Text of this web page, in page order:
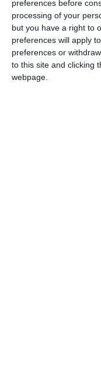
preferences before
processing of your
but you have a right to
preferences will apply
preferences or
to this site and clicking
webpage.